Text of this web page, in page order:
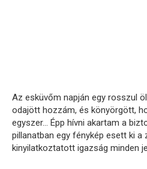
Az esküvőm napján egy rosszul
odajött hozzám, és könyörgött,
egyszer… Épp hívni akartam a
pillanatban egy fénykép esett ki a
kinyilatkoztatott igazság minden